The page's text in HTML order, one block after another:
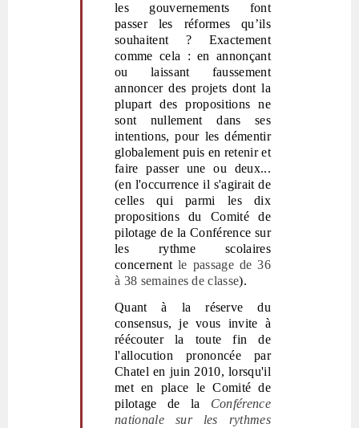
les gouvernements font
passer les réformes qu’ils
souhaitent ? Exactement
comme cela : en annonçant
ou laissant faussement
annoncer des projets dont la
plupart des propositions ne
sont nullement dans ses
intentions, pour les démentir
globalement puis en retenir et
faire passer une ou deux...
(en l'occurrence il s'agirait de
celles qui parmi les dix
propositions du Comité de
pilotage de la Conférence sur
les rythme scolaires
concernentle passage de 36
à 38 semaines de classe).
Quant à la réserve du
consensus, je vous invite à
réécouter la toute fin de
l'allocution prononcée par
Chatel en juin 2010, lorsqu'il
met en place le Comité de
pilotage de la Conférence
nationale sur les rythmes